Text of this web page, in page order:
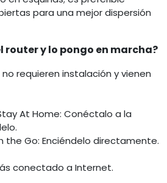
para una mejor dispersión
router y lo pongo en marcha?
requieren instalación y vienen
At Home: Conéctalo a la
the Go: Enciéndelo directamente.
conectado a Internet.